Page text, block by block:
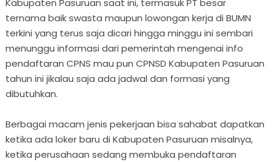
Kabupaten Pasuruan saat ini, termasuk PT besar
ternama baik swasta maupun lowongan kerja di BUMN
terkini yang terus saja dicari hingga minggu ini sembari
menunggu informasi dari pemerintah mengenai info
pendaftaran CPNS mau pun CPNSD Kabupaten Pasuruan
tahun ini jikalau saja ada jadwal dan formasi yang
dibutuhkan.
Berbagai macam jenis pekerjaan bisa sahabat dapatkan
ketika ada loker baru di Kabupaten Pasuruan misalnya,
ketika perusahaan sedang membuka pendaftaran